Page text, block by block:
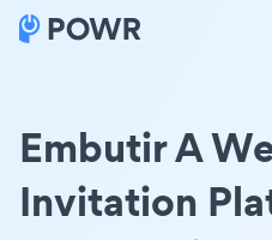
Embutir A
Invitation